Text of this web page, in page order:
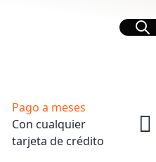
Pago a meses
Con cualquier
tarjeta de crédito